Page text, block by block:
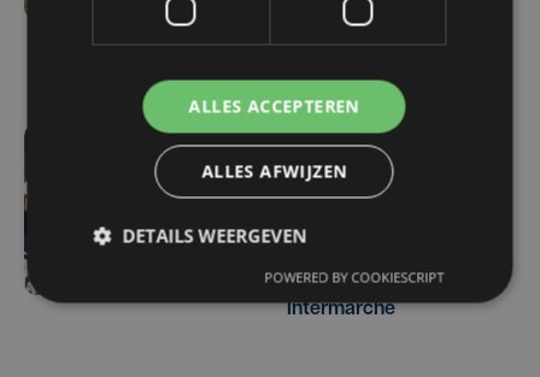
"Waarom zou ik onze
ambitie beperken?"
1 uur geleden
West-Vlamingen Victor
profpeloton bij Lotto-
Intermarché
ALLES ACCEPTEREN
ALLES AFWIJZEN
DETAILS WEERGEVEN
POWERED BY COOKIESCRIPT